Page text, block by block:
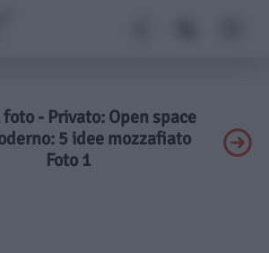
- Privato: Open space
5 idee mozzafiato
Foto 1